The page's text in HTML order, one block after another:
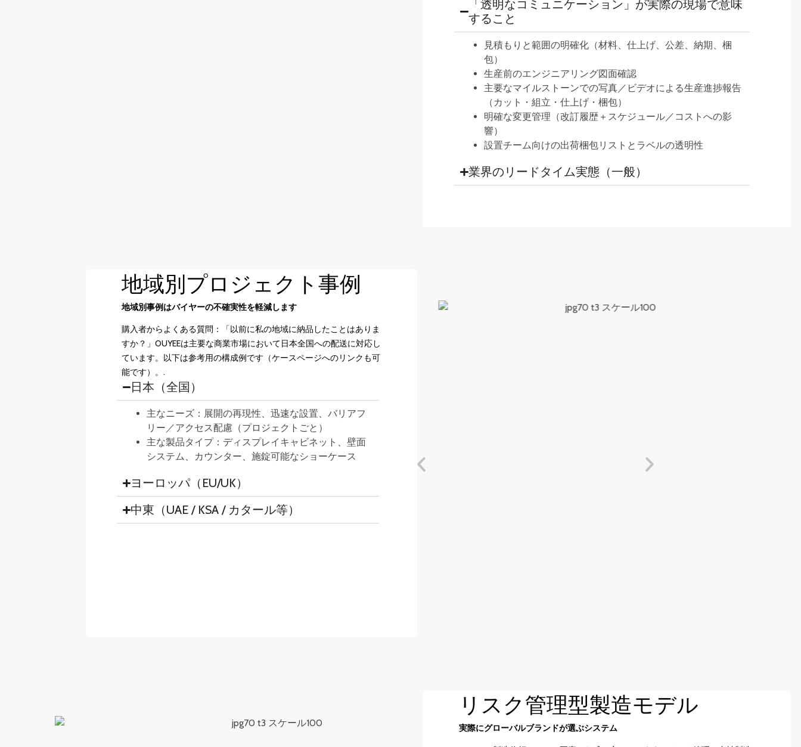
「透明なコミュニケーション」が実際の現場で意味
すること
見積もりと範囲の明確化（材料、仕上げ、公差、納期、梱
包）
生産前のエンジニアリング図面確認
主要なマイルストーンでの写真／ビデオによる生産進捗報告
（カット・組立・仕上げ・梱包）
明確な変更管理（改訂履歴＋スケジュール／コストへの影
響）
設置チーム向けの出荷梱包リストとラベルの透明性
業界のリードタイム実態（一般）
地域別プロジェクト事例
地域別事例はバイヤーの不確実性を軽減します
購入者からよくある質問：「以前に私の地域に納品したことはありま
すか？」OUYEEは主要な商業市場において日本全国への配送に対応し
ています。以下は参考用の構成例です（ケースページへのリンクも可
能です）。.
日本（全国）
主なニーズ：展開の再現性、迅速な設置、バリアフ
リー／アクセス配慮（プロジェクトごと）
主な製品タイプ：ディスプレイキャビネット、壁面
システム、カウンター、施錠可能なショーケース
ヨーロッパ（EU/UK）
中東（UAE / KSA / カタール等）
リスク管理型製造モデル
実際にグローバルブランドが選ぶシステム